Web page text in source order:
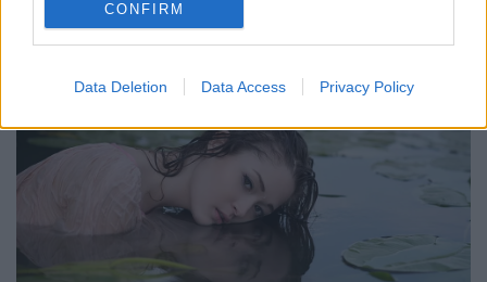
CONFIRM
Data Deletion Data Access Privacy Policy